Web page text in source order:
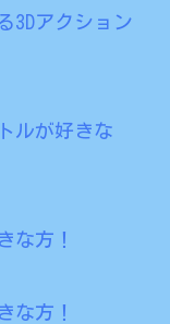
3Dアクション
ルが好きな
な方！
な方！